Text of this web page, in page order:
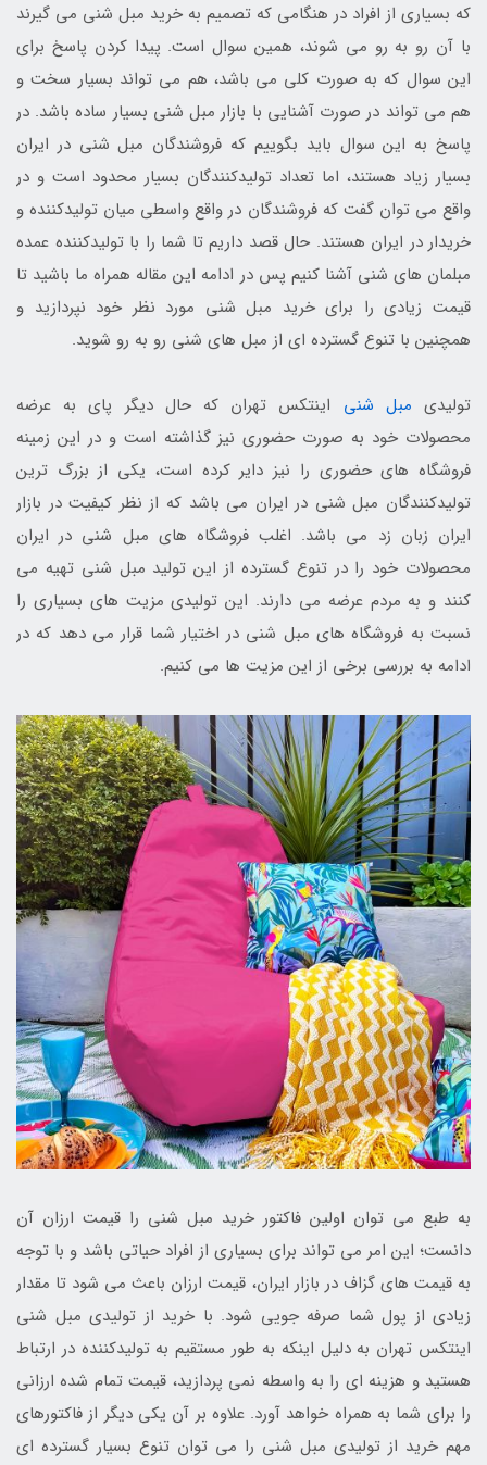
که بسیاری از افراد در هنگامی که تصمیم به خرید مبل شنی می گیرند
با آن رو به رو می شوند، همین سوال است. پیدا کردن پاسخ برای
این سوال که به صورت کلی می باشد، هم می تواند بسیار سخت و
هم می تواند در صورت آشنایی با بازار مبل شنی بسیار ساده باشد. در
پاسخ به این سوال باید بگوییم که فروشندگان مبل شنی در ایران
بسیار زیاد هستند، اما تعداد تولیدکنندگان بسیار محدود است و در
واقع می توان گفت که فروشندگان در واقع واسطی میان تولیدکننده و
خریدار در ایران هستند. حال قصد داریم تا شما را با تولیدکننده عمده
مبلمان های شنی آشنا کنیم پس در ادامه این مقاله همراه ما باشید تا
قیمت زیادی را برای خرید مبل شنی مورد نظر خود نپردازید و
همچنین با تنوع گسترده ای از مبل های شنی رو به رو شوید.
تولیدی مبل شنی اینتکس تهران که حال دیگر پای به عرضه
محصولات خود به صورت حضوری نیز گذاشته است و در این زمینه
فروشگاه های حضوری را نیز دایر کرده است، یکی از بزرگ ترین
تولیدکنندگان مبل شنی در ایران می باشد که از نظر کیفیت در بازار
ایران زبان زد می باشد. اغلب فروشگاه های مبل شنی در ایران
محصولات خود را در تنوع گسترده از این تولید مبل شنی تهیه می
کنند و به مردم عرضه می دارند. این تولیدی مزیت های بسیاری را
نسبت به فروشگاه های مبل شنی در اختیار شما قرار می دهد که در
ادامه به بررسی برخی از این مزیت ها می کنیم.
به طبع می توان اولین فاکتور خرید مبل شنی را قیمت ارزان آن
دانست؛ این امر می تواند برای بسیاری از افراد حیاتی باشد و با توجه
به قیمت های گزاف در بازار ایران، قیمت ارزان باعث می شود تا مقدار
زیادی از پول شما صرفه جویی شود. با خرید از تولیدی مبل شنی
اینتکس تهران به دلیل اینکه به طور مستقیم به تولیدکننده در ارتباط
هستید و هزینه ای را به واسطه نمی پردازید، قیمت تمام شده ارزانی
را برای شما به همراه خواهد آورد. علاوه بر آن یکی دیگر از فاکتورهای
مهم خرید از تولیدی مبل شنی را می توان تنوع بسیار گسترده ای